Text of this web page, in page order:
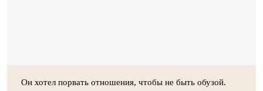
Он хотел порвать отношения, чтобы не быть обузой.